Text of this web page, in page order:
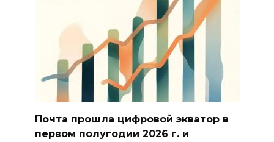
Почта прошла цифровой экватор в
первом полугодии 2026 г. и